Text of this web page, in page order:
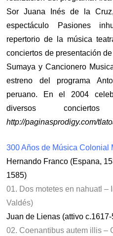
Sor Juana Inés de la
espectáculo Pasiones
repertorio de la música
conciertos de presentación
Sumaya y Cancionero
estreno del programa
peruano. En el 2004
diversos
http://paginasprodigy.com/
300 Años de Música Colonial
Hernando Franco (Espana,
1585)
01. Dos motetes en nahuatl
Valdés)
Juan de Lienas (attivo
02. Coenantibus autem illis –